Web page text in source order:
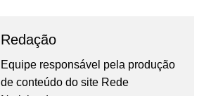
Redação
Equipe responsável pela produção
de conteúdo do site Rede